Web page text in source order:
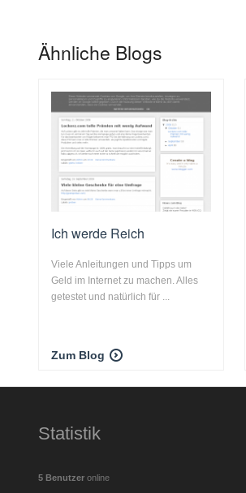
Ähnliche Blogs
Ich werde Reich
Viele Anleitungen und Tipps um
Geld im Internet zu machen. Alles
getestet und natürlich für ...
Zum Blog
Statistik
5 Benutzer online